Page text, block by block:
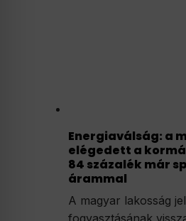
Energiaválság: a
elégedett a
84 százalék már
árammal
A magyar lakosság